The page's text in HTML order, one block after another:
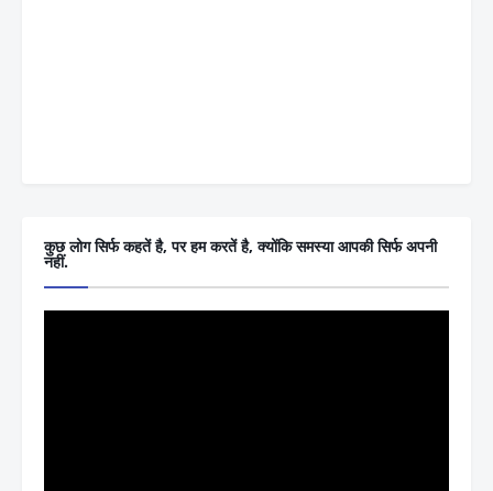
कुछ लोग सिर्फ कहतें है, पर हम करतें है, क्योंकि समस्या आपकी सिर्फ अपनी
नहीं.